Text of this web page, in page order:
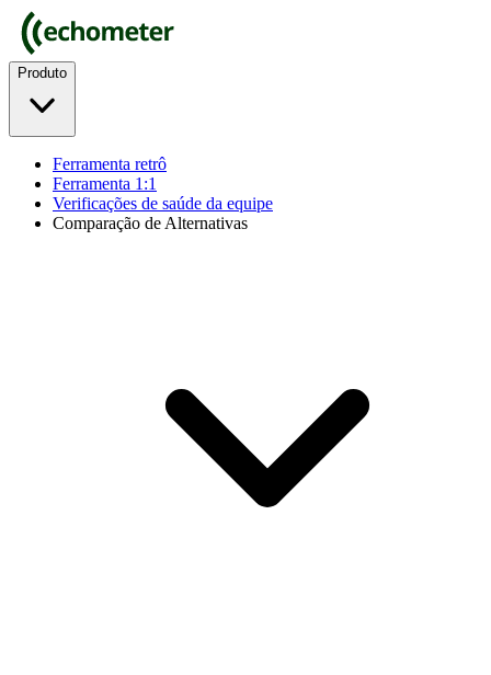
Produto
Ferramenta retrô
Ferramenta 1:1
Verificações de saúde da equipe
Comparação de Alternativas